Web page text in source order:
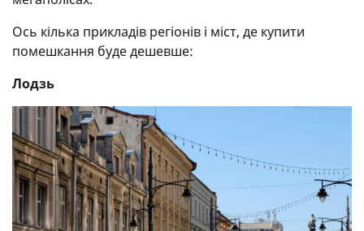
Ось кілька прикладів регіонів і міст, де купити
помешкання буде дешевше:
Лодзь